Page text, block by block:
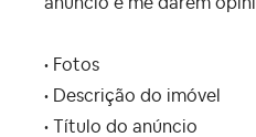
• Fotos
• Descrição do imóvel
• Título do anúncio